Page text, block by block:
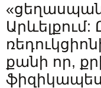
քանի որ,